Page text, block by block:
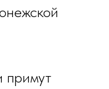
примут